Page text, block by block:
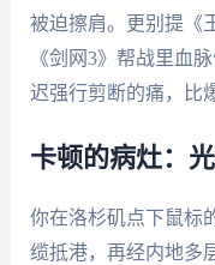
被迫擦肩。更别提《
《剑网3》帮战里血
迟强行剪断的痛，比
卡顿的病灶：
你在洛杉矶点下鼠标
缆抵港，再经内地多